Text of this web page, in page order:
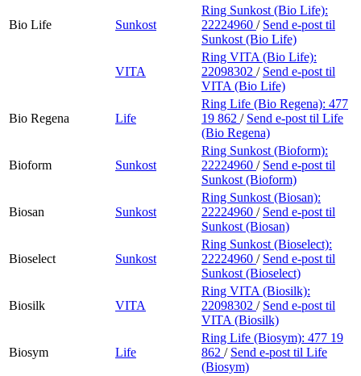
Bio Life Sunkost
Ring Sunkost (Bio Life):
22224960 / Send e-post til
Sunkost (Bio Life)
VITA
Ring VITA (Bio Life):
22098302 / Send e-post til
VITA (Bio Life)
Bio Regena Life
Ring Life (Bio Regena): 477
19 862 / Send e-post til Life
(Bio Regena)
Bioform Sunkost
Ring Sunkost (Bioform):
22224960 / Send e-post til
Sunkost (Bioform)
Biosan Sunkost
Ring Sunkost (Biosan):
22224960 / Send e-post til
Sunkost (Biosan)
Bioselect Sunkost
Ring Sunkost (Bioselect):
22224960 / Send e-post til
Sunkost (Bioselect)
Biosilk VITA
Ring VITA (Biosilk):
22098302 / Send e-post til
VITA (Biosilk)
Biosym Life
Ring Life (Biosym): 477 19
862 / Send e-post til Life
(Biosym)